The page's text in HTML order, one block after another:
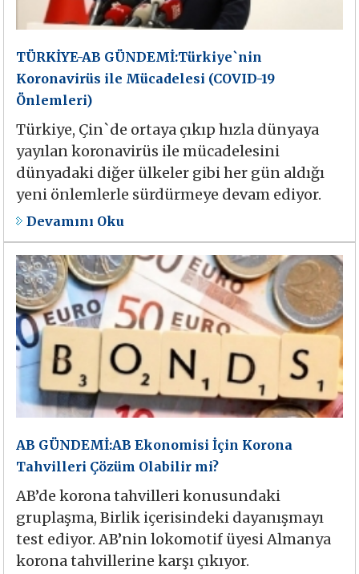
TÜRKİYE-AB GÜNDEMİ:Türkiye`nin
Koronavirüs ile Mücadelesi (COVID-19
Önlemleri)
Türkiye, Çin`de ortaya çıkıp hızla dünyaya
yayılan koronavirüs ile mücadelesini
dünyadaki diğer ülkeler gibi her gün aldığı
yeni önlemlerle sürdürmeye devam ediyor.
Devamını Oku
AB GÜNDEMİ:AB Ekonomisi İçin Korona
Tahvilleri Çözüm Olabilir mi?
AB’de korona tahvilleri konusundaki
gruplaşma, Birlik içerisindeki dayanışmayı
test ediyor. AB’nin lokomotif üyesi Almanya
korona tahvillerine karşı çıkıyor.